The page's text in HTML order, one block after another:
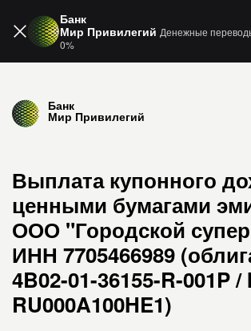
Банк
Мир Привилегий Денежные
0%
Банк
Мир Привилегий
Выплата купонного
ценными бумагами
ООО "Городской
ИНН 7705466989
4B02-01-36155-R-001P /
RU000A100HE1)